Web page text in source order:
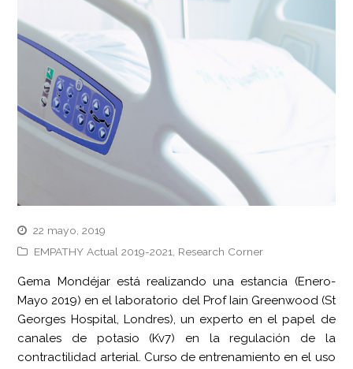
22 mayo, 2019
EMPATHY Actual 2019-2021, Research Corner
Gema Mondéjar está realizando una estancia (Enero-
Mayo 2019) en el laboratorio del Prof Iain Greenwood (St
Georges Hospital, Londres), un experto en el papel de
canales de potasio (Kv7) en la regulación de la
contractilidad arterial. Curso de entrenamiento en el uso